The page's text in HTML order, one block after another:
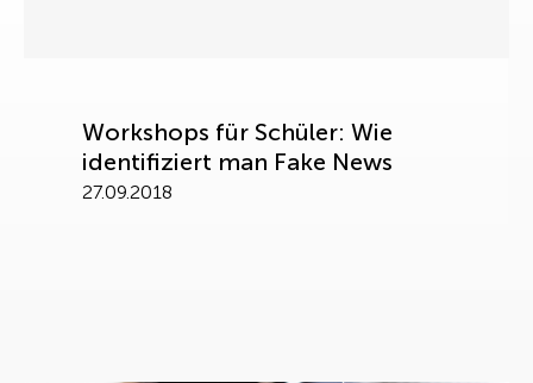
Workshops für Schüler: Wie
identifiziert man Fake News
27.09.2018